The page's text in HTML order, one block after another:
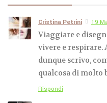
Cristina Petrini 19
Viaggiare e
vivere e respirare.
dunque scrivo,
qualcosa di molto
Rispondi